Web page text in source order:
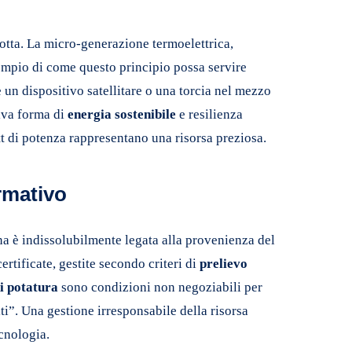
La micro-generazione termoelettrica,
di come questo principio possa servire
dispositivo satellitare o una torcia nel mezzo
forma di energia sostenibile e resilienza
potenza rappresentano una risorsa preziosa.
è indissolubilmente legata alla provenienza del
gestite secondo criteri di prelievo
potatura sono condizioni non negoziabili per
Una gestione irresponsabile della risorsa